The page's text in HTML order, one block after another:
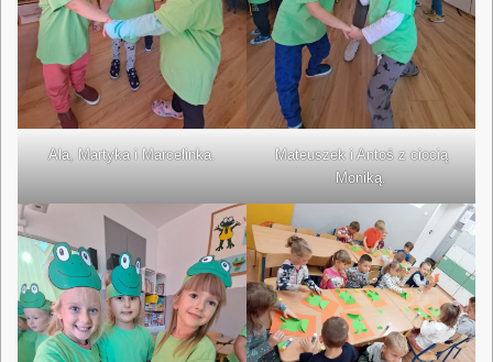
Ala, Martyka i Marcelinka.
Mateuszek i Antoś z ciocią
Moniką.